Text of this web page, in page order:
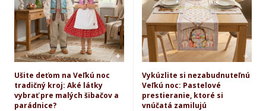
Ušite deťom na Veľkú noc
tradičný kroj: Aké látky
vybrať pre malých šibačov a
parádnice?
Vykúzlite si nezabudnuteľnú
Veľkú noc: Pastelové
prestieranie, ktoré si
vnúčatá zamilujú